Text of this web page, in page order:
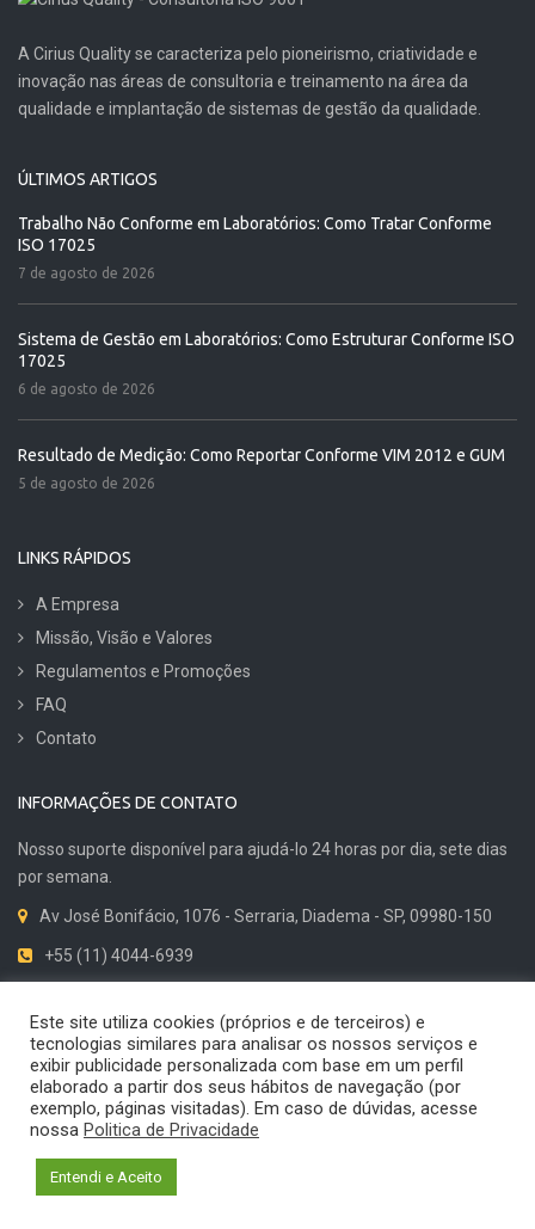
A Cirius Quality se caracteriza pelo pioneirismo, criatividade e
inovação nas áreas de consultoria e treinamento na área da
qualidade e implantação de sistemas de gestão da qualidade.
ÚLTIMOS ARTIGOS
Trabalho Não Conforme em Laboratórios: Como Tratar Conforme
ISO 17025
7 de agosto de 2026
Sistema de Gestão em Laboratórios: Como Estruturar Conforme ISO
17025
6 de agosto de 2026
Resultado de Medição: Como Reportar Conforme VIM 2012 e GUM
5 de agosto de 2026
LINKS RÁPIDOS
A Empresa
Missão, Visão e Valores
Regulamentos e Promoções
FAQ
Contato
INFORMAÇÕES DE CONTATO
Nosso suporte disponível para ajudá-lo 24 horas por dia, sete dias
por semana.
Av José Bonifácio, 1076 - Serraria, Diadema - SP, 09980-150
+55 (11) 4044-6939
© 2024 Cirius Quality. Todos os direitos reservados. Desenvolvido por
Shiftmind | Marketing Digital B2B
Política de privacidade
Este site utiliza cookies (próprios e de terceiros) e
tecnologias similares para analisar os nossos serviços e
exibir publicidade personalizada com base em um perfil
elaborado a partir dos seus hábitos de navegação (por
exemplo, páginas visitadas). Em caso de dúvidas, acesse
nossa Politica de Privacidade
Entendi e Aceito